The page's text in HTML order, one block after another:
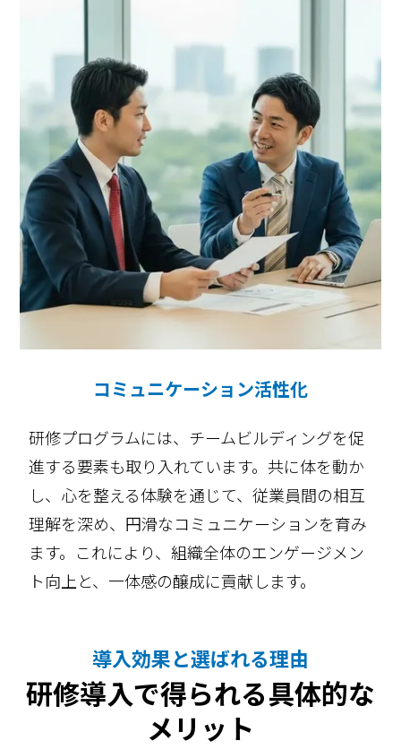
コミュニケーション活性化
研修プログラムには、チームビルディングを促
進する要素も取り入れています。共に体を動か
し、心を整える体験を通じて、従業員間の相互
理解を深め、円滑なコミュニケーションを育み
ます。これにより、組織全体のエンゲージメン
ト向上と、一体感の醸成に貢献します。
導入効果と選ばれる理由
研修導入で得られる具体的な
メリット